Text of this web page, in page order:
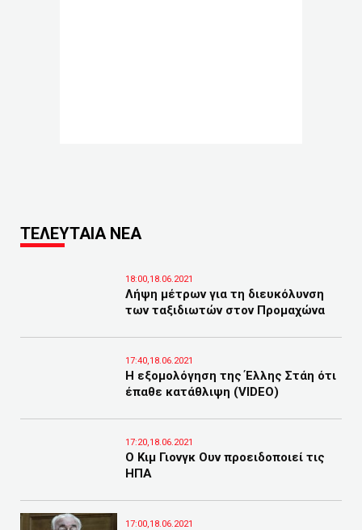
ΤΕΛΕΥΤΑΙΑ ΝΕΑ
18:00,18.06.2021
Λήψη μέτρων για τη διευκόλυνση
των ταξιδιωτών στον Προμαχώνα
17:40,18.06.2021
Η εξομολόγηση της Έλλης Στάη ότι
έπαθε κατάθλιψη (VIDEO)
17:20,18.06.2021
Ο Κιμ Γιονγκ Ουν προειδοποιεί τις
ΗΠΑ
17:00,18.06.2021